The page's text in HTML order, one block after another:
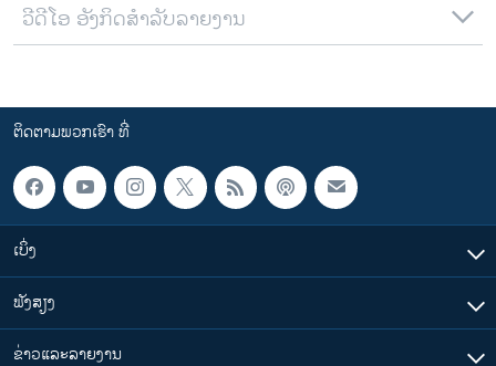
ວີດີໂອ ອັງກິດສຳລັບລາຍງານ
ຕິດຕາມພວກເຮົາ ທີ່
ເບິ່ງ
ຟັງສຽງ
ຂ່າວແລະລາຍງານ